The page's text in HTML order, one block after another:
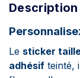
Description
Le sticker
adhésif teinté,